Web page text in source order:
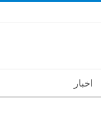
اخبار